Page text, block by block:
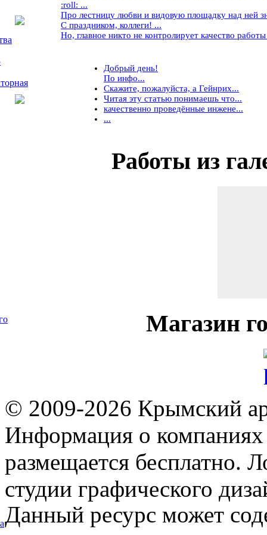
:roll: ...
Про лестницу любви и видовую площадку над ней
С праздником, коллеги! ...
Но, главное никто не контролирует качество
Добрый день!
По инфо...
Скажите, пожалуйста, а Гейнрих...
Читая эту статью понимаешь что...
качественно проведённые инжене...
...
Работыиз
Магазин
© 2009-2026 Крымский
Информация о компаниях
размещается бесплатно.
студии графического
Данный ресурс может